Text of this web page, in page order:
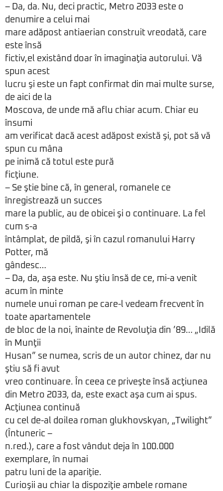
– Da, da. Nu, deci practic, Metro 2033 este o
denumire a celui mai
mare adăpost antiaerian construit vreodată, care
este însă
fictiv,el existând doar în imaginaţia autorului. Vă
spun acest
lucru şi este un fapt confirmat din mai multe surse,
de aici de la
Moscova, de unde mă aflu chiar acum. Chiar eu
însumi
am verificat dacă acest adăpost există şi, pot să vă
spun cu mâna
pe inimă că totul este pură
ficţiune.
– Se ştie bine că, în general, romanele ce
înregistrează un succes
mare la public, au de obicei şi o continuare. La fel
cum s-a
întâmplat, de pildă, şi în cazul romanului Harry
Potter, mă
gândesc…
– Da, da, aşa este. Nu ştiu însă de ce, mi-a venit
acum în minte
numele unui roman pe care-l vedeam frecvent în
toate apartamentele
de bloc de la noi, înainte de Revoluţia din ’89… „Idilă
în Munţii
Husan” se numea, scris de un autor chinez, dar nu
ştiu să fi avut
vreo continuare. În ceea ce priveşte însă acţiunea
din Metro 2033, da, este exact aşa cum ai spus.
Acţiunea continuă
cu cel de-al doilea roman glukhovskyan, „Twilight”
(Întuneric –
n.red.), care a fost vândut deja în 100.000
exemplare, în numai
patru luni de la apariţie.
Curioşii au chiar la dispoziţie ambele romane